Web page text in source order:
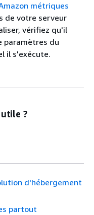
métriques
de votre serveur
vérifiez qu'il
paramètres du
il s'exécute.
?
d'hébergement
partout